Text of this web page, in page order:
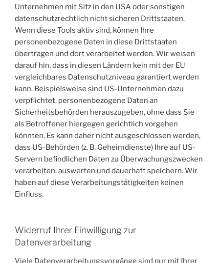
Unternehmen mit Sitz in den USA oder sonstigen
datenschutzrechtlich nicht sicheren Drittstaaten.
Wenn diese Tools aktiv sind, können Ihre
personenbezogene Daten in diese Drittstaaten
übertragen und dort verarbeitet werden. Wir weisen
darauf hin, dass in diesen Ländern kein mit der EU
vergleichbares Datenschutzniveau garantiert werden
kann. Beispielsweise sind US-Unternehmen dazu
verpflichtet, personenbezogene Daten an
Sicherheitsbehörden herauszugeben, ohne dass Sie
als Betroffener hiergegen gerichtlich vorgehen
könnten. Es kann daher nicht ausgeschlossen werden,
dass US-Behörden (z. B. Geheimdienste) Ihre auf US-
Servern befindlichen Daten zu Überwachungszwecken
verarbeiten, auswerten und dauerhaft speichern. Wir
haben auf diese Verarbeitungstätigkeiten keinen
Einfluss.
Widerruf Ihrer Einwilligung zur
Datenverarbeitung
Viele Datenverarbeitungsvorgänge sind nur mit Ihrer